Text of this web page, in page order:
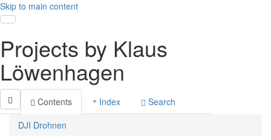
Skip to main content
Toggle navigation
Projects by Klaus
Löwenhagen
Contents Index
Search
DJI Drohnen